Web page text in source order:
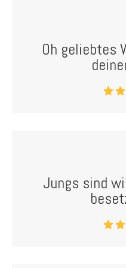
Oh geliebtes
Jungs sind